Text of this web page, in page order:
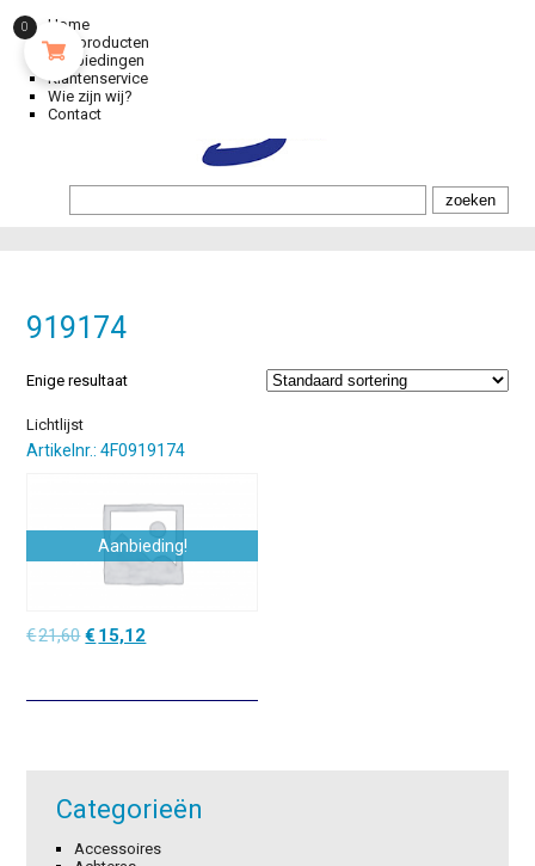
Home
Alle producten
Aanbiedingen
Klantenservice
Wie zijn wij?
Contact
919174
Enige resultaat
Lichtlijst
Artikelnr.: 4F0919174
Aanbieding!
€21,60Oorspronkelijke
€21,60.
€ 15,12
€15,12.
Categorieën
Accessoires
0